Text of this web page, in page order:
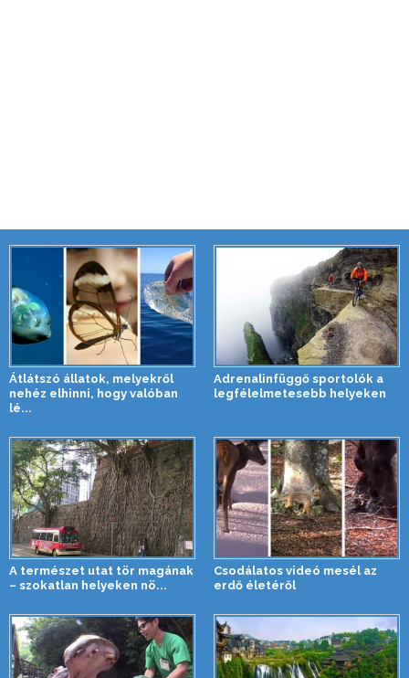
Átlátszó állatok, melyekről
nehéz elhinni, hogy valóban
lé...
Adrenalinfüggő sportolók a
legfélelmetesebb helyeken
A természet utat tör magának
– szokatlan helyeken nö...
Csodálatos videó mesél az
erdő életéről